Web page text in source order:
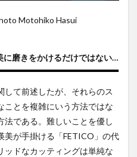
Motohiko Hasui
に磨きをかけるだけではない…
して前述したが、それらのス
ことを複雑にいう方法ではな
法である。難しいことを優し
美が手掛ける「FETICO」の代
ッドなカッティングは単純な